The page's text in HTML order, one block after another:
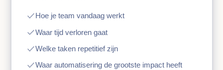
Hoe je team vandaag werkt
Waar tijd verloren gaat
Welke taken repetitief zijn
Waar automatisering de grootste impact heeft